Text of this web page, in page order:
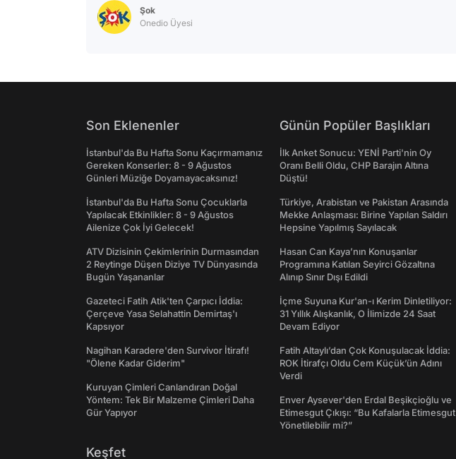
Şok
Onedio Üyesi
Son Eklenenler
İstanbul'da Bu Hafta Sonu Kaçırmamanız
Gereken Konserler: 8 - 9 Ağustos
Günleri Müziğe Doyamayacaksınız!
İstanbul'da Bu Hafta Sonu Çocuklarla
Yapılacak Etkinlikler: 8 - 9 Ağustos
Ailenize Çok İyi Gelecek!
ATV Dizisinin Çekimlerinin Durmasından
2 Reytinge Düşen Diziye TV Dünyasında
Bugün Yaşananlar
Gazeteci Fatih Atik'ten Çarpıcı İddia:
Çerçeve Yasa Selahattin Demirtaş'ı
Kapsıyor
Nagihan Karadere'den Survivor İtirafı!
"Ölene Kadar Giderim"
Kuruyan Çimleri Canlandıran Doğal
Yöntem: Tek Bir Malzeme Çimleri Daha
Gür Yapıyor
Günün Popüler Başlıkları
İlk Anket Sonucu: YENİ Parti'nin Oy
Oranı Belli Oldu, CHP Barajın Altına
Düştü!
Türkiye, Arabistan ve Pakistan Arasında
Mekke Anlaşması: Birine Yapılan Saldırı
Hepsine Yapılmış Sayılacak
Hasan Can Kaya’nın Konuşanlar
Programına Katılan Seyirci Gözaltına
Alınıp Sınır Dışı Edildi
İçme Suyuna Kur'an-ı Kerim Dinletiliyor:
31 Yıllık Alışkanlık, O İlimizde 24 Saat
Devam Ediyor
Fatih Altaylı’dan Çok Konuşulacak İddia:
ROK İtirafçı Oldu Cem Küçük’ün Adını
Verdi
Enver Aysever'den Erdal Beşikçioğlu ve
Etimesgut Çıkışı: “Bu Kafalarla Etimesgut
Yönetilebilir mi?”
Keşfet